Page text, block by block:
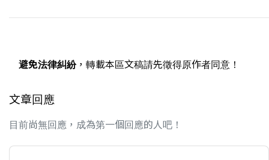
避免法律糾紛，轉載本區文稿請先徵得原作者同意！
文章回應
目前尚無回應，成為第一個回應的人吧！